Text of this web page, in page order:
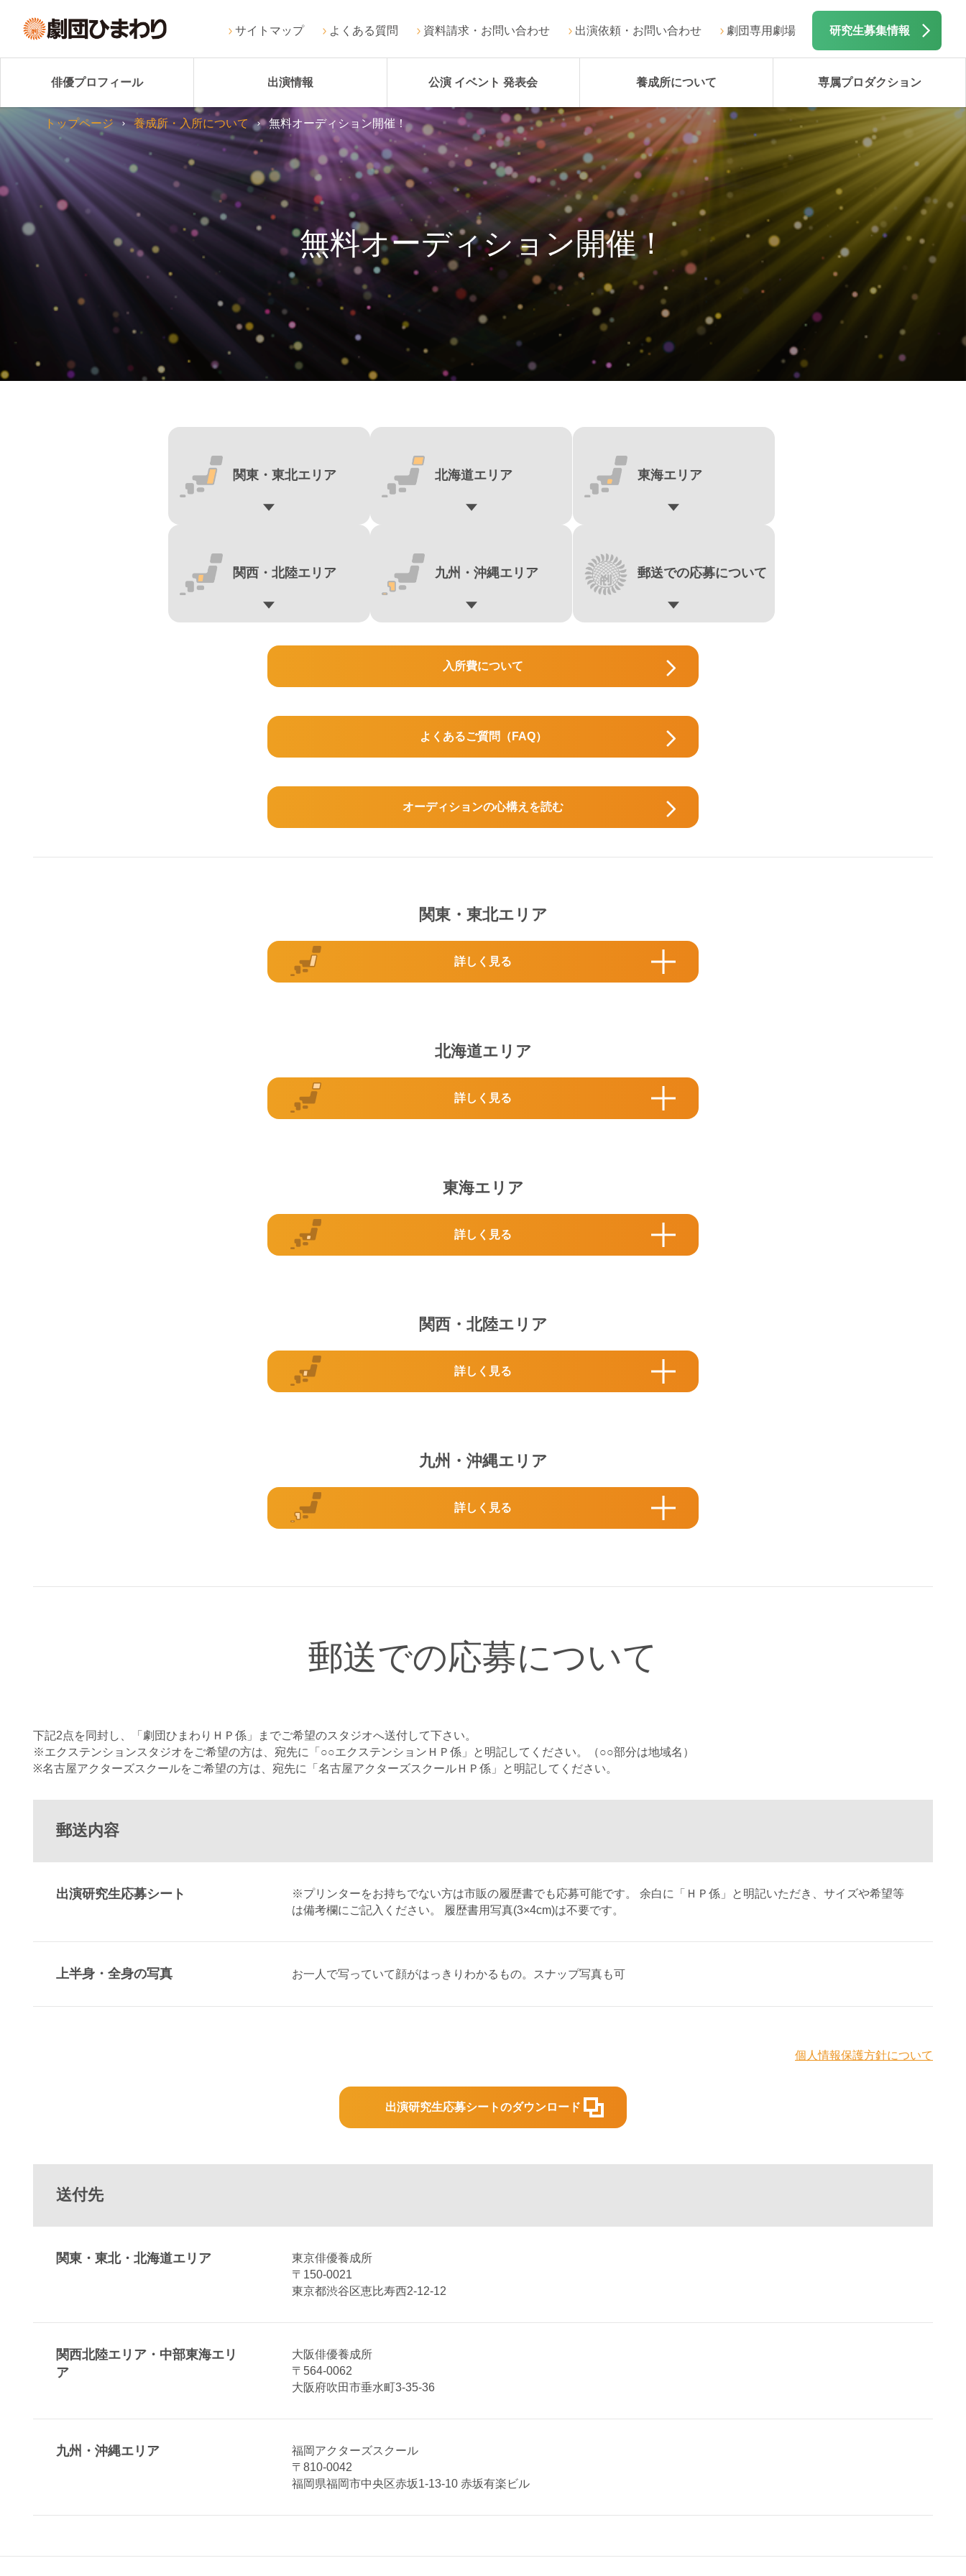
サイトマップ よくある質問 資料請求・お問い合わせ 出演依頼・お問い合わせ 劇団専用劇場 研究生募集情報
俳優プロフィール 出演情報 公演 イベント 発表会 養成所について 専属プロダクション
無料オーディション開催！
トップページ 養成所・入所について 無料オーディション開催！
関東・ 東北エリア 北海道エリア 東海エリア
関西・ 北陸エリア 九州・沖縄エリア 郵送での応募について
入所費について
よくあるご質問（FAQ）
オーディションの心構えを読む
関東・東北エリア
詳しく見る
北海道エリア
詳しく見る
東海エリア
詳しく見る
関西・北陸エリア
詳しく見る
九州・沖縄エリア
詳しく見る
郵送での応募について
下記2点を同封し、「劇団ひまわりＨＰ係」までご希望のスタジオへ送付して下さい。
※エクステンションスタジオをご希望の方は、宛先に「○○エクステンションＨＰ係」と明記してください。（○○部分は地域名）
※名古屋アクターズスクールをご希望の方は、宛先に「名古屋アクターズスクールＨＰ係」と明記してください。
郵送内容
出演研究生応募シート
※プリンターをお持ちでない方は市販の履歴書でも応募可能です。 余白に「ＨＰ係」と明記いただき、サイズや希望等
は備考欄にご記入ください。 履歴書用写真(3×4cm)は不要です。
上半身・全身の写真 お一人で写っていて顔がはっきりわかるもの。スナップ写真も可
個人情報保護方針について
出演研究生応募シートのダウンロード
送付先
関東・東北・北海道エリア
東京俳優養成所
〒150-0021
東京都渋谷区恵比寿西2-12-12
関西北陸エリア・中部東海エリ
ア
大阪俳優養成所
〒564-0062
大阪府吹田市垂水町3-35-36
九州・沖縄エリア
福岡アクターズスクール
〒810-0042
福岡県福岡市中央区赤坂1-13-10 赤坂有楽ビル